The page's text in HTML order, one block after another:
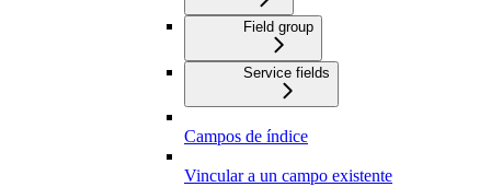
Field group
Service fields
Campos de índice
Vincular a un campo existente